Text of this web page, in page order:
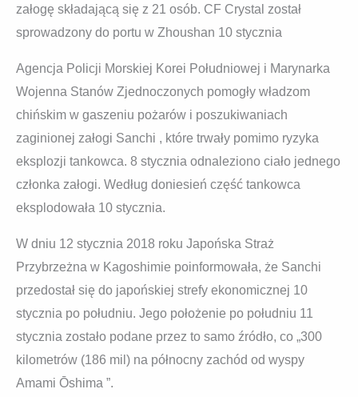
załogę składającą się z 21 osób. CF Crystal został
sprowadzony do portu w Zhoushan 10 stycznia
Agencja Policji Morskiej Korei Południowej i Marynarka
Wojenna Stanów Zjednoczonych pomogły władzom
chińskim w gaszeniu pożarów i poszukiwaniach
zaginionej załogi Sanchi , które trwały pomimo ryzyka
eksplozji tankowca. 8 stycznia odnaleziono ciało jednego
członka załogi. Według doniesień część tankowca
eksplodowała 10 stycznia.
W dniu 12 stycznia 2018 roku Japońska Straż
Przybrzeżna w Kagoshimie poinformowała, że ​​Sanchi
przedostał się do japońskiej strefy ekonomicznej 10
stycznia po południu. Jego położenie po południu 11
stycznia zostało podane przez to samo źródło, co „300
kilometrów (186 mil) na północny zachód od wyspy
Amami Ōshima ”.